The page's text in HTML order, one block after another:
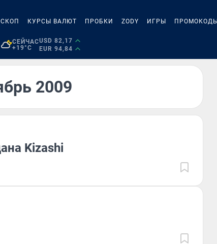
КУРСЫ ВАЛЮТ ПРОБКИ ZODY ИГРЫ ПРОМОКОДЫ
СЕЙЧАС
+19°C
USD 82,17
EUR 94,84
2009
Kizashi